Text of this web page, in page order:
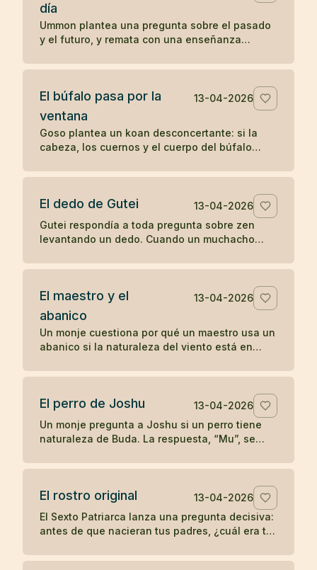
día
Ummon plantea una pregunta sobre el pasado
y el futuro, y remata con una enseñanza
El búfalo pasa por la
ventana
13-04-2026
Goso plantea un koan desconcertante: si la
cabeza, los cuernos y el cuerpo del búfalo
cola?
El dedo de Gutei
13-04-2026
Gutei respondía a toda pregunta sobre zen
levantando un dedo. Cuando un muchacho
enseñanza radical sobre la comprensión
El maestro y el
abanico
13-04-2026
Un monje cuestiona por qué un maestro usa un
abanico si la naturaleza del viento está en
cotidiano en enseñanza zen.
El perro de Joshu
13-04-2026
Un monje pregunta a Joshu si un perro tiene
naturaleza de Buda. La respuesta, “Mu”, se
de la tradición zen.
El rostro original
13-04-2026
El Sexto Patriarca lanza una pregunta decisiva:
antes de que nacieran tus padres, ¿cuál era tu
percepción directa.